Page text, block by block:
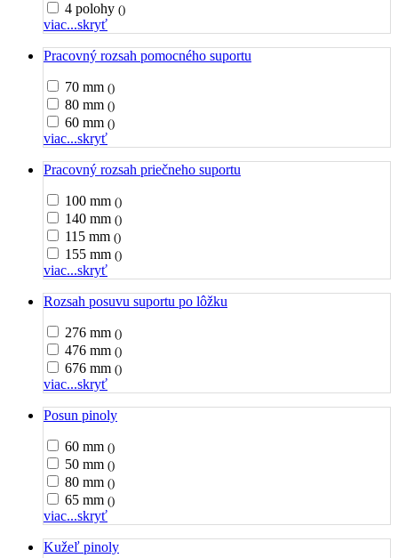
4 polohy ()
viac...skryť
Pracovný rozsah pomocného suportu
70 mm ()
80 mm ()
60 mm ()
viac...skryť
Pracovný rozsah priečneho suportu
100 mm ()
140 mm ()
115 mm ()
155 mm ()
viac...skryť
Rozsah posuvu suportu po lôžku
276 mm ()
476 mm ()
676 mm ()
viac...skryť
Posun pinoly
60 mm ()
50 mm ()
80 mm ()
65 mm ()
viac...skryť
Kužeľ pinoly